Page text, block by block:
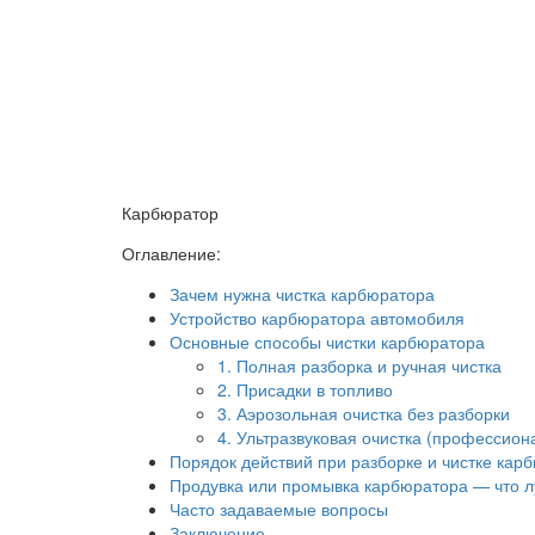
Карбюратор
Оглавление:
Зачем нужна чистка карбюратора
Устройство карбюратора автомобиля
Основные способы чистки карбюратора
1. Полная разборка и ручная чистка
2. Присадки в топливо
3. Аэрозольная очистка без разборки
4. Ультразвуковая очистка
Порядок действий при разборке и чистке
Продувка или промывка карбюратора — что
Часто задаваемые вопросы